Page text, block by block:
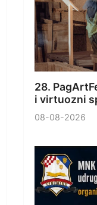
28.
i virtuozni
08-08-2026